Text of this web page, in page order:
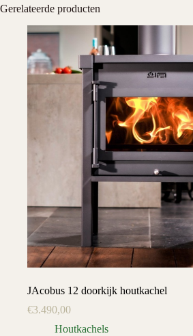
Gerelateerde producten
JAcobus 12 doorkijk houtkachel
€3.490,00
Houtkachels